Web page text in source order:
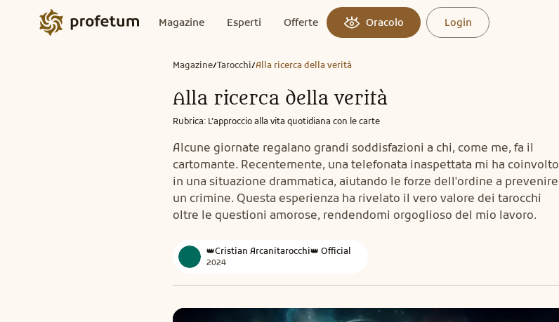
Magazine Esperti Offerte Oracolo Login
Magazine/Tarocchi/Alla ricerca della verità
Alla ricerca della verità
Rubrica: L’approccio alla vita quotidiana con le carte
Alcune giornate regalano grandi soddisfazioni a chi, come me, fa il
cartomante. Recentemente, una telefonata inaspettata mi ha coinvolto
in una situazione drammatica, aiutando le forze dell'ordine a prevenire
un crimine. Questa esperienza ha rivelato il vero valore dei tarocchi
oltre le questioni amorose, rendendomi orgoglioso del mio lavoro.
👑Cristian Arcanitarocchi👑 Official
2024